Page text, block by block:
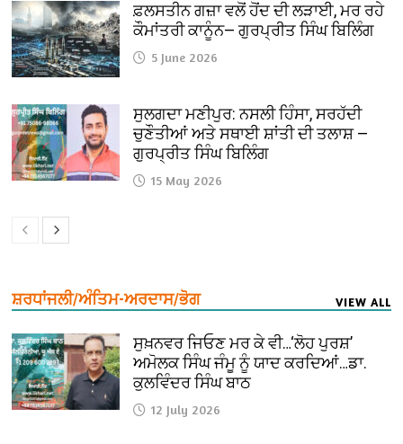
ਫ਼ਲਸਤੀਨ ਗਜ਼ਾ ਵਲੋਂ ਹੋਂਦ ਦੀ ਲੜਾਈ, ਮਰ ਰਹੇ
ਕੌਮਾਂਤਰੀ ਕਾਨੂੰਨ— ਗੁਰਪ੍ਰੀਤ ਸਿੰਘ ਬਿਲਿੰਗ
5 June 2026
ਸੁਲਗਦਾ ਮਣੀਪੁਰ: ਨਸਲੀ ਹਿੰਸਾ, ਸਰਹੱਦੀ
ਚੁਣੌਤੀਆਂ ਅਤੇ ਸਥਾਈ ਸ਼ਾਂਤੀ ਦੀ ਤਲਾਸ਼ —
ਗੁਰਪ੍ਰੀਤ ਸਿੰਘ ਬਿਲਿੰਗ
15 May 2026
ਸ਼ਰਧਾਂਜਲੀ/ਅੰਤਿਮ-ਅਰਦਾਸ/ਭੋਗ VIEW ALL
ਸੁਖ਼ਨਵਰ ਜਿਓਣ ਮਰ ਕੇ ਵੀ…‘ਲੋਹ ਪੁਰਸ਼’
ਅਮੋਲਕ ਸਿੰਘ ਜੰਮੂ ਨੂੰ ਯਾਦ ਕਰਦਿਆਂ…ਡਾ.
ਕੁਲਵਿੰਦਰ ਸਿੰਘ ਬਾਠ
12 July 2026